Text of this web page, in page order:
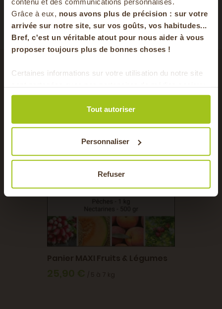
Grâce à eux, nous avons plus de précision : sur votre
arrivée sur notre site, sur vos goûts, vos habitudes...
Bref, c'est un véritable atout pour nous aider à vous
proposer toujours plus de bonnes choses !
Certaines informations sur votre utilisation du notre site
de publicité et d'analyse. Ces données peuvent être
combinées avec d'autres informations que vous leur
avez fournies ou qu'ils ont collectées lors de votre
Tout autoriser
Personnaliser
Refuser
Consulter
pour cette recette
LÉGUMES
votre panier
en vous inscrivant à notre newsletter
Pour faire le plein chaque semaine de bons
produits locaux & de saison !